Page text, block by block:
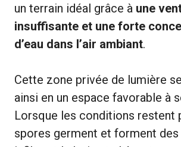
un terrain idéal grâce à une
insuffisante et une forte
d’eau dans l’air ambiant.
Cette zone privée de lumière
ainsi en un espace favorable à
Lorsque les conditions restent
spores germent et forment